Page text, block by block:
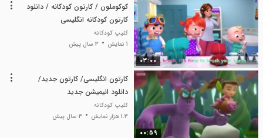
03:00
کوکوملون / کارتون کودکانه / دانلود
کارتون کودکانه انگلیسی
کلیپ کودکانه
1 نمایش
3 سال پیش
00:59
کارتون انگلیسی/ کارتون جدید/
دانلود انیمیشن جدید
کلیپ کودکانه
1.3 هزار نمایش
3 سال پیش